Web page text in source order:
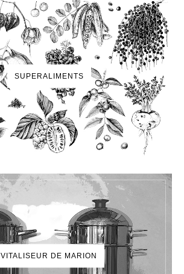
SUPERALIMENTS
VITALISEUR DE MARION